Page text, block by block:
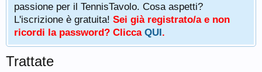
passione per il TennisTavolo. Cosa aspetti?
L'iscrizione è gratuita! Sei già registrato/a e non
ricordi la password? Clicca QUI.
Trattate